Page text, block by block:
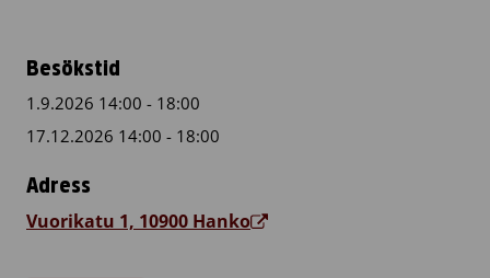
Besökstid
1.9.2026 14:00 - 18:00
17.12.2026 14:00 - 18:00
Adress
Vuorikatu 1, 10900 Hanko